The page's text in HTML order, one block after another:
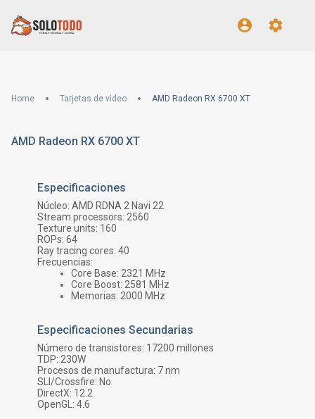
Home Tarjetas de video AMD Radeon RX 6700 XT
AMD Radeon RX 6700 XT
Especificaciones
Núcleo: AMD RDNA 2 Navi 22
Stream processors: 2560
Texture units: 160
ROPs: 64
Ray tracing cores: 40
Frecuencias:
Core Base: 2321 MHz
Core Boost: 2581 MHz
Memorias: 2000 MHz
Especificaciones Secundarias
Número de transistores: 17200 millones
TDP: 230W
Procesos de manufactura: 7 nm
SLI/Crossfire: No
DirectX: 12.2
OpenGL: 4.6